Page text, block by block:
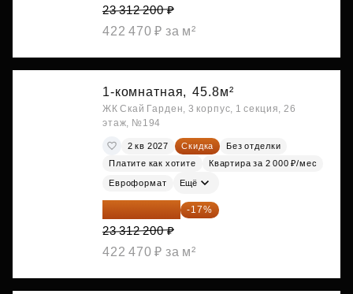
23 312 200 ₽
422 470 ₽ за м²
1-комнатная, 45.8м²
ЖК Скай Гарден, 3 корпус, 1 секция, 26
этаж, №194
2 кв 2027 Скидка
Без отделки
Платите как хотите
Квартира за 2 000 ₽/мес
Евроформат Ещё
19 349 126 ₽ -17%
23 312 200 ₽
422 470 ₽ за м²